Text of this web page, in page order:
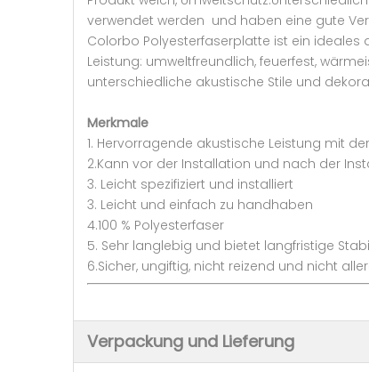
verwendet werden und haben eine gute
Colorbo Polyesterfaserplatte ist ein ideales
Leistung: umweltfreundlich, feuerfest,
unterschiedliche akustische Stile und
Merkmale
1. Hervorragende akustische Leistung mit
2.Kann vor der Installation und nach der
3. Leicht spezifiziert und installiert
3. Leicht und einfach zu handhaben
4.100 % Polyesterfaser
5. Sehr langlebig und bietet langfristige
6.Sicher, ungiftig, nicht reizend und nicht
Verpackung und Lieferung